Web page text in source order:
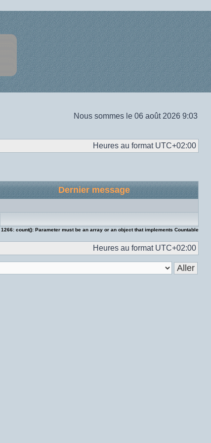
Nous sommes le 06 août 2026 9:03
Heures au format UTC+02:00
Dernier message
1266: count(): Parameter must be an array or an object that implements Countable
Heures au format UTC+02:00